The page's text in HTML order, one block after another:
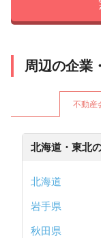
周辺の企業
不動産
北海道・東北
北海道
岩手県
秋田県